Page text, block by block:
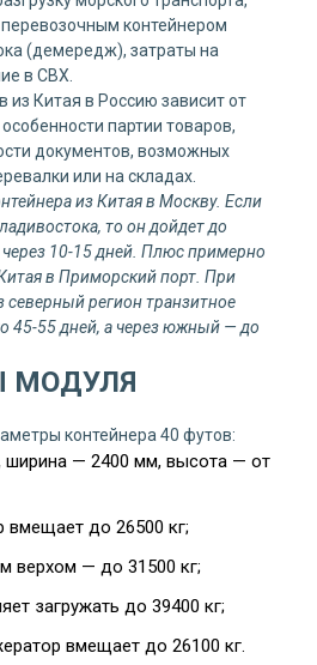
контейнером
(демередж), затраты на
в СВХ.
из Китая в Россию зависит от
партии товаров,
документов, возможных
или на складах.
из Китая в Москву. Если
то он дойдет до
10-15 дней. Плюс примерно
в Приморский порт. При
северный регион транзитное
45-55 дней, а через южный — до
МОДУЛЯ
контейнера 40 футов:
— 2400 мм, высота — от
вмещает до 26500 кг;
верхом — до 31500 кг;
загружать до 39400 кг;
вмещает до 26100 кг.